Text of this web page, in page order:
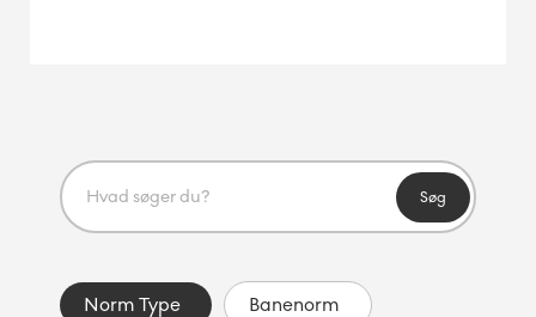
Søg
Norm Type Banenorm